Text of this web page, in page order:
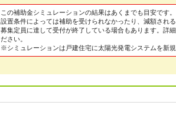
この補助金シミュレーションの結果はあくまでも目安です。
設置条件によっては補助を受けられなかったり、減額され
募集定員に達して受付が終了している場合もあります。詳
ださい。
※シミュレーションは戸建住宅に太陽光発電システムを新